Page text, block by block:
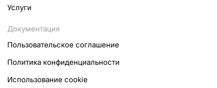
Услуги
Документация
Пользовательское соглашение
Политика конфиденциальности
Использование cookie